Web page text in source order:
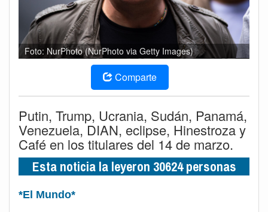
Foto: NurPhoto (NurPhoto via Getty Images)
Comparte
Putin, Trump, Ucrania, Sudán, Panamá,
Venezuela, DIAN, eclipse, Hinestroza y
Café en los titulares del 14 de marzo.
Esta noticia la leyeron 30624 personas
*El Mundo*